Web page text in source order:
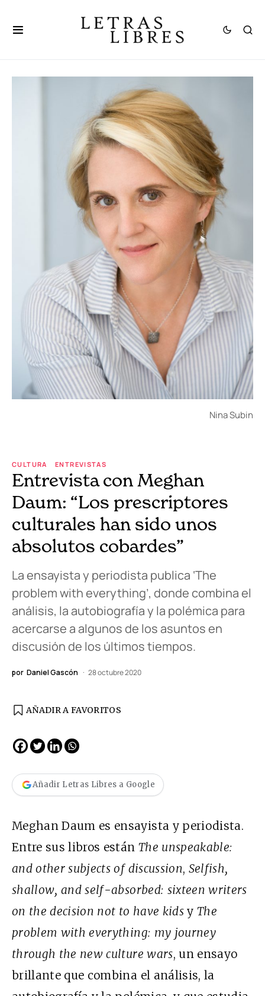
Nina Subin
CULTURA ENTREVISTAS
Entrevista con Meghan
Daum: “Los prescriptores
culturales han sido unos
absolutos cobardes”
La ensayista y periodista publica ‘The
problem with everything’, donde combina el
análisis, la autobiografía y la polémica para
acercarse a algunos de los asuntos en
discusión de los últimos tiempos.
por Daniel Gascón 28 octubre 2020
AÑADIR A FAVORITOS
Añadir Letras Libres a Google
Meghan Daum es ensayista y periodista.
Entre sus libros están The unspeakable:
and other subjects of discussion, Selfish,
shallow, and self-absorbed: sixteen writers
on the decision not to have kidsy The
problem with everything: my journey
through the new culture wars, un ensayo
brillante que combina el análisis, la